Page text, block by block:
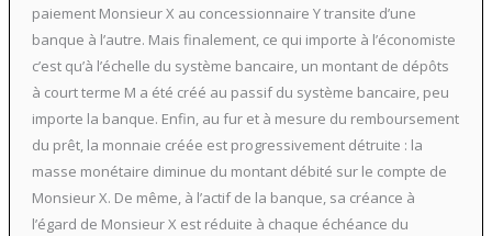
paiement Monsieur X au concessionnaire Y transite d’une
banque à l’autre. Mais finalement, ce qui importe à l’économiste
c’est qu’à l’échelle du système bancaire, un montant de dépôts
à court terme M a été créé au passif du système bancaire, peu
importe la banque. Enfin, au fur et à mesure du remboursement
du prêt, la monnaie créée est progressivement détruite : la
masse monétaire diminue du montant débité sur le compte de
Monsieur X. De même, à l’actif de la banque, sa créance à
l’égard de Monsieur X est réduite à chaque échéance du